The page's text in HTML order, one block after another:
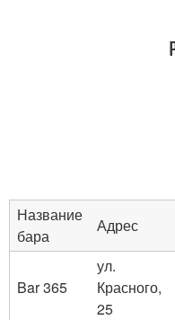
Название
бара
Адрес
Bar 365
ул.
Красного,
25